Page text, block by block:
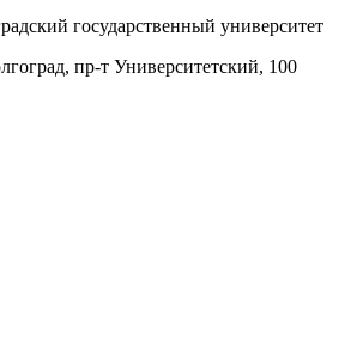
государственный университет
пр-т Университетский, 100